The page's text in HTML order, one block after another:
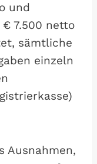
und
7.500 netto
sämtliche
einzeln
Ausnahmen,